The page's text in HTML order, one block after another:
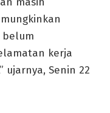
belum
kerja
ujarnya, Senin 22